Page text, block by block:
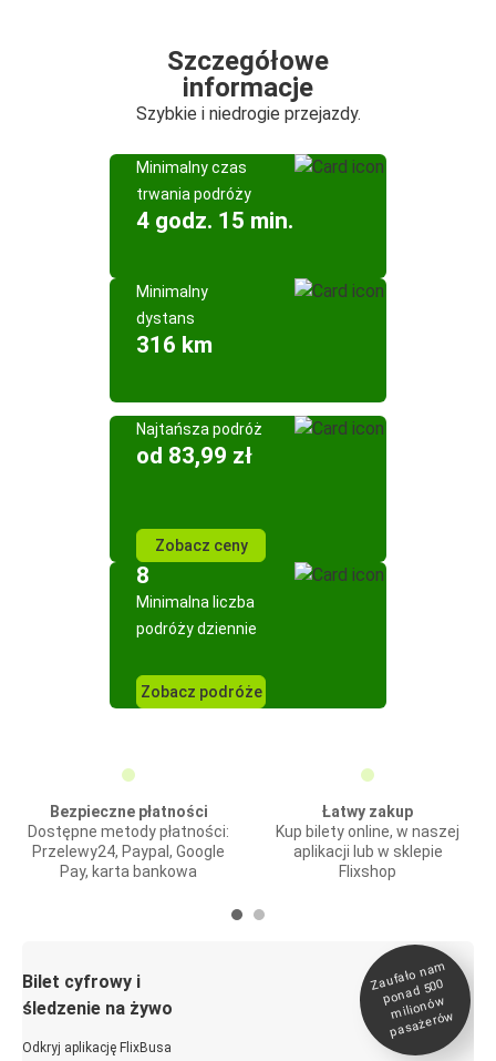
Szczegółowe
informacje
Szybkie i niedrogie przejazdy.
Minimalny czas
trwania podróży
4 godz. 15 min.
Minimalny
dystans
316 km
Najtańsza podróż
od 83,99 zł
Zobacz ceny
8
Minimalna liczba
podróży dziennie
Zobacz podróże
Bezpieczne płatności
Dostępne metody płatności:
Przelewy24, Paypal, Google
Pay, karta bankowa
Łatwy zakup
Kup bilety online, w naszej
aplikacji lub w sklepie
Flixshop
Bilet cyfrowy i
śledzenie na żywo
Odkryj aplikację FlixBusa
Zaufało na
m
ponad 500
milionó
w
pasażeró
w